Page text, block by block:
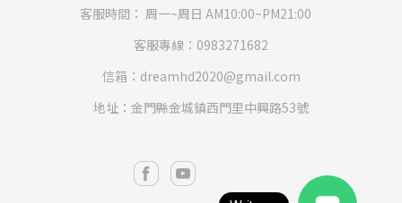
客服時間： 周一~周日 AM10:00~PM21:00
客服專線：0983271682
信箱：dreamhd2020@gmail.com
地址：金門縣金城鎮西門里中興路53號